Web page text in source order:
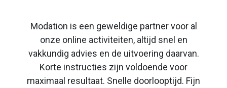
Modation is een geweldige partner voor al
onze online activiteiten, altijd snel en
vakkundig advies en de uitvoering daarvan.
Korte instructies zijn voldoende voor
maximaal resultaat. Snelle doorlooptijd. Fijn